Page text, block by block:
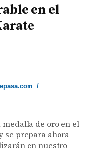
en el
/
medalla de oro en el
se prepara ahora
en nuestro